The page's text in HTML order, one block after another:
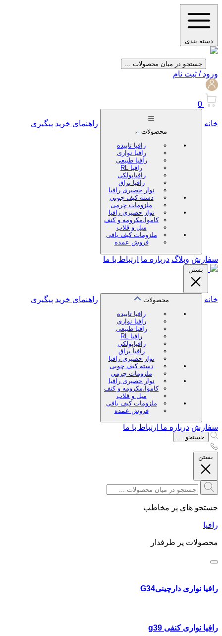
دسته بندی
جستجو در میان محصولات ...
ورود / ثبت نام
0
خانه
محصولات
رافیا تابیده
رافیا نواری
رافیا طبیعی
رافیا RL
رافیاپولکی
رافیا براق
نوار حصیری رافیا
دسته کیف چوبی
ملزومات چرمی
نوار حصیری رافیا
کاموا،مکرومه و کنف
میل و قلاب
ملزومات کیف بافی
فروش عمده
راهنمای خرید پیگیری
سفارش وبلاگ درباره ما ارتباط با ما
بستن
خانه
محصولات
رافیا تابیده
رافیا نواری
رافیا طبیعی
رافیا RL
رافیاپولکی
رافیا براق
نوار حصیری رافیا
دسته کیف چوبی
ملزومات چرمی
نوار حصیری رافیا
کاموا،مکرومه و کنف
میل و قلاب
ملزومات کیف بافی
فروش عمده
راهنمای خرید پیگیری
سفارش درباره ما ارتباط با ما
جستجو ...
بستن
جستجو های پر مخاطب
رافیا
محصولات پر طرفدار
رافیا نواری دارچینیG34
رافیا نواری کنفی g39